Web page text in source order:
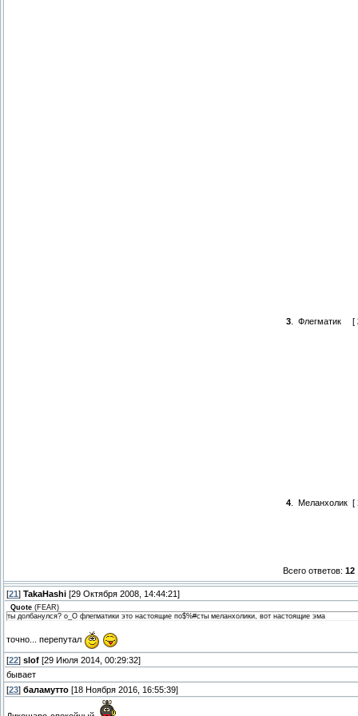
3 Флегматик [
4 Меланхолик [
Всего ответов: 12
[21] TakaHashi [29 Октября 2008, 14:44:21]
Quote (FEAR)
ты долбанулся? о_О флегматики это настоящие по$%#сты меланхолики, вот настоящие эма
точно... перепутал
[22] slof [29 Июля 2014, 00:29:32]
бывает
[23] баламутто [18 Ноября 2016, 16:55:39]